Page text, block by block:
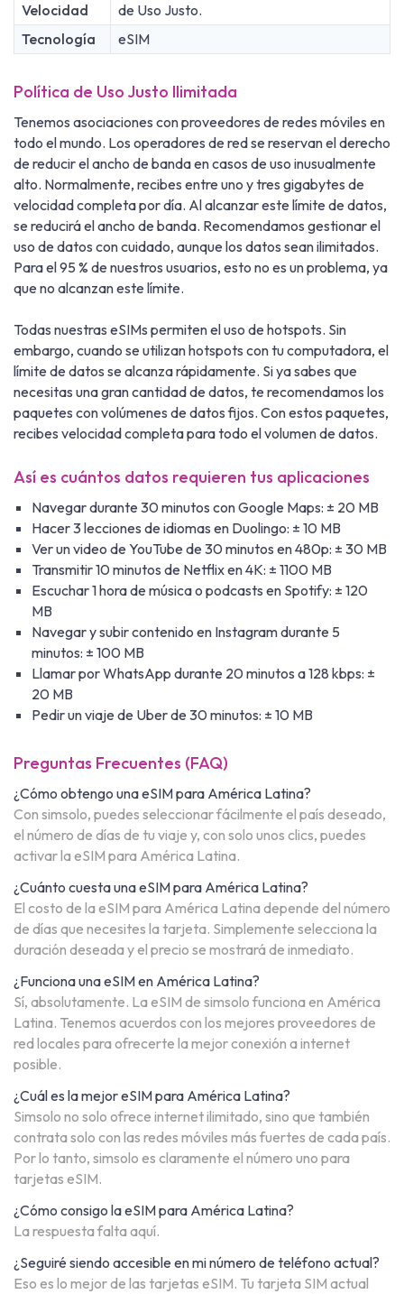
Velocidad
de Uso Justo.
Tecnología
eSIM
Política de Uso Justo Ilimitada
Tenemos asociaciones con proveedores de redes móviles en
todo el mundo. Los operadores de red se reservan el derecho
de reducir el ancho de banda en casos de uso inusualmente
alto. Normalmente, recibes entre uno y tres gigabytes de
velocidad completa por día. Al alcanzar este límite de datos,
se reducirá el ancho de banda. Recomendamos gestionar el
uso de datos con cuidado, aunque los datos sean ilimitados.
Para el 95 % de nuestros usuarios, esto no es un problema, ya
que no alcanzan este límite.
Todas nuestras eSIMs permiten el uso de hotspots. Sin
embargo, cuando se utilizan hotspots con tu computadora, el
límite de datos se alcanza rápidamente. Si ya sabes que
necesitas una gran cantidad de datos, te recomendamos los
paquetes con volúmenes de datos fijos. Con estos paquetes,
recibes velocidad completa para todo el volumen de datos.
Así es cuántos datos requieren tus aplicaciones
Navegar durante 30 minutos con Google Maps: ± 20 MB
Hacer 3 lecciones de idiomas en Duolingo: ± 10 MB
Ver un video de YouTube de 30 minutos en 480p: ± 30 MB
Transmitir 10 minutos de Netflix en 4K: ± 1100 MB
Escuchar 1 hora de música o podcasts en Spotify: ± 120
MB
Navegar y subir contenido en Instagram durante 5
minutos: ± 100 MB
Llamar por WhatsApp durante 20 minutos a 128 kbps: ±
20 MB
Pedir un viaje de Uber de 30 minutos: ± 10 MB
Preguntas Frecuentes (FAQ)
¿Cómo obtengo una eSIM para América Latina?
Con simsolo, puedes seleccionar fácilmente el país deseado,
el número de días de tu viaje y, con solo unos clics, puedes
activar la eSIM para América Latina.
¿Cuánto cuesta una eSIM para América Latina?
El costo de la eSIM para América Latina depende del número
de días que necesites la tarjeta. Simplemente selecciona la
duración deseada y el precio se mostrará de inmediato.
¿Funciona una eSIM en América Latina?
Sí, absolutamente. La eSIM de simsolo funciona en América
Latina. Tenemos acuerdos con los mejores proveedores de
red locales para ofrecerte la mejor conexión a internet
posible.
¿Cuál es la mejor eSIM para América Latina?
Simsolo no solo ofrece internet ilimitado, sino que también
contrata solo con las redes móviles más fuertes de cada país.
Por lo tanto, simsolo es claramente el número uno para
tarjetas eSIM.
¿Cómo consigo la eSIM para América Latina?
La respuesta falta aquí.
¿Seguiré siendo accesible en mi número de teléfono actual?
Eso es lo mejor de las tarjetas eSIM. Tu tarjeta SIM actual